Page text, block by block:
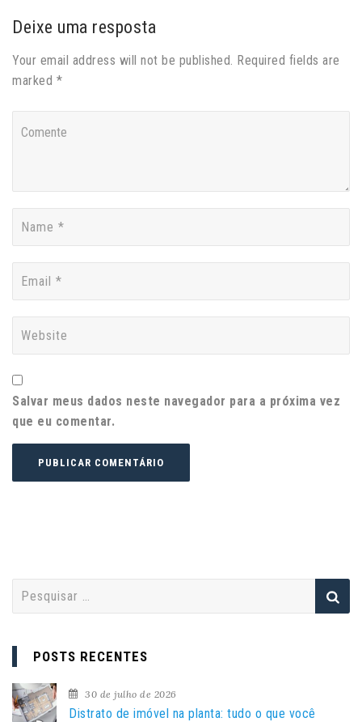
Deixe uma resposta
Your email address will not be published. Required fields are
marked *
Salvar meus dados neste navegador para a próxima vez
que eu comentar.
q
u
i
s
POSTS RECENTES
30 de julho de 2026
Distrato de imóvel na planta: tudo o que você